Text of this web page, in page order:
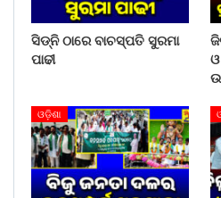
ସିଡ୍‌ନି ଠାରେ ବାଚସ୍ପତି ସୁରମା
ପାଢୀ
ଓଡ଼ିଶା